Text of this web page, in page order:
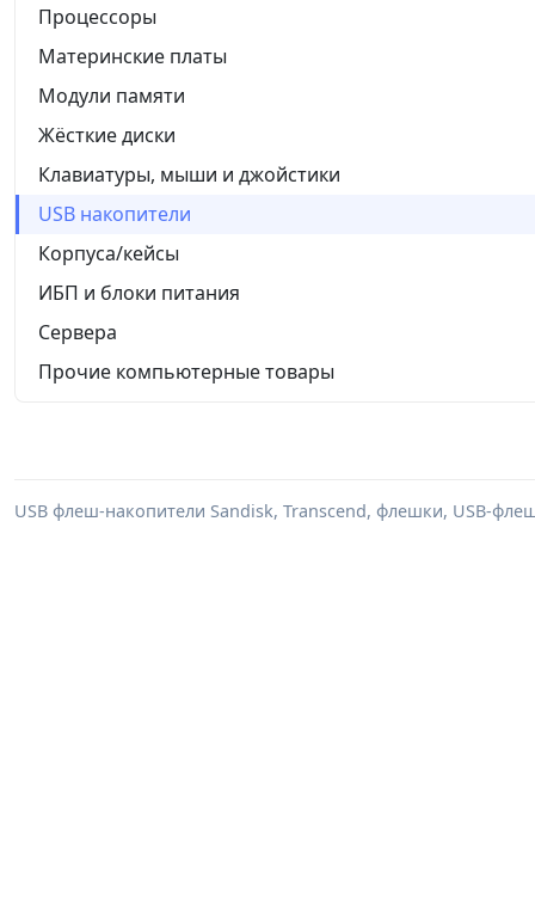
Процессоры
Материнские платы
Модули памяти
Жёсткие диски
Клавиатуры, мыши и джойстики
USB накопители
Корпуса/кейсы
ИБП и блоки питания
Сервера
Прочие компьютерные товары
USB флеш-накопители Sandisk, Transcend, флешки, USB-